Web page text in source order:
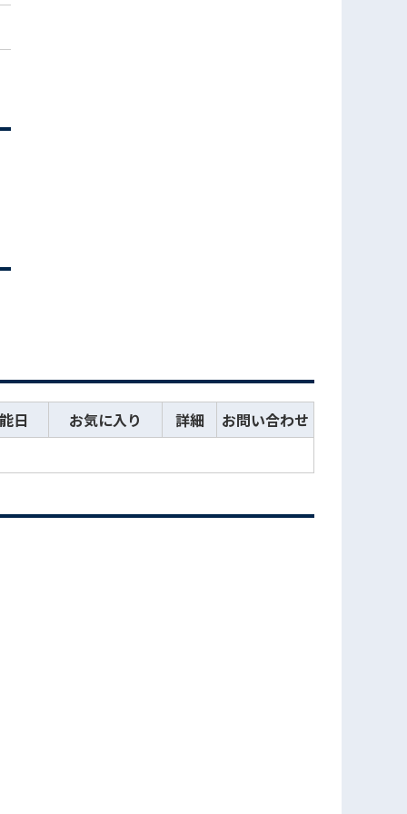
日 お気に入り 詳細
お問い合わせ